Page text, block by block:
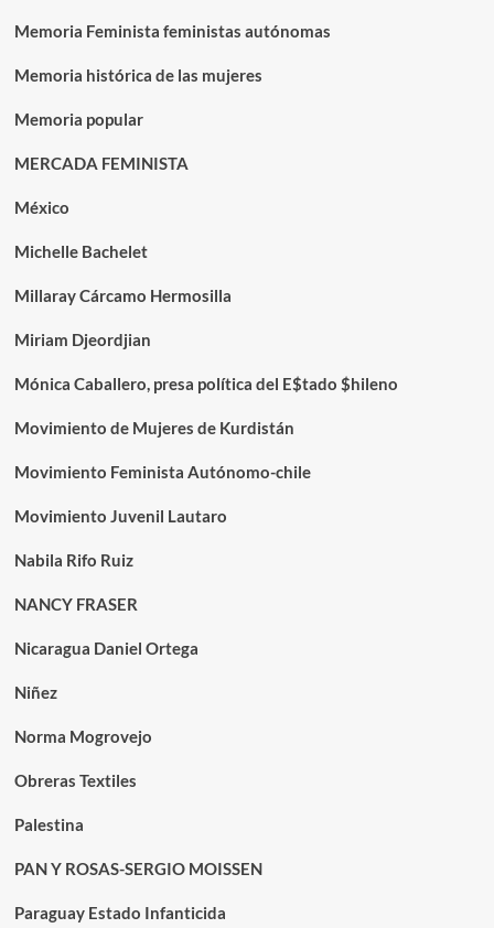
Memoria Feminista feministas autónomas
Memoria histórica de las mujeres
Memoria popular
MERCADA FEMINISTA
México
Michelle Bachelet
Millaray Cárcamo Hermosilla
Miriam Djeordjian
Mónica Caballero, presa política del E$tado $hileno
Movimiento de Mujeres de Kurdistán
Movimiento Feminista Autónomo-chile
Movimiento Juvenil Lautaro
Nabila Rifo Ruiz
NANCY FRASER
Nicaragua Daniel Ortega
Niñez
Norma Mogrovejo
Obreras Textiles
Palestina
PAN Y ROSAS-SERGIO MOISSEN
Paraguay Estado Infanticida